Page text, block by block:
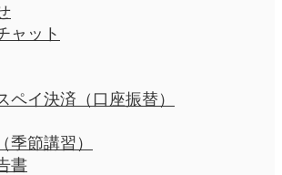
ャット
書
季節講習）
ペイ決済（口座振替）